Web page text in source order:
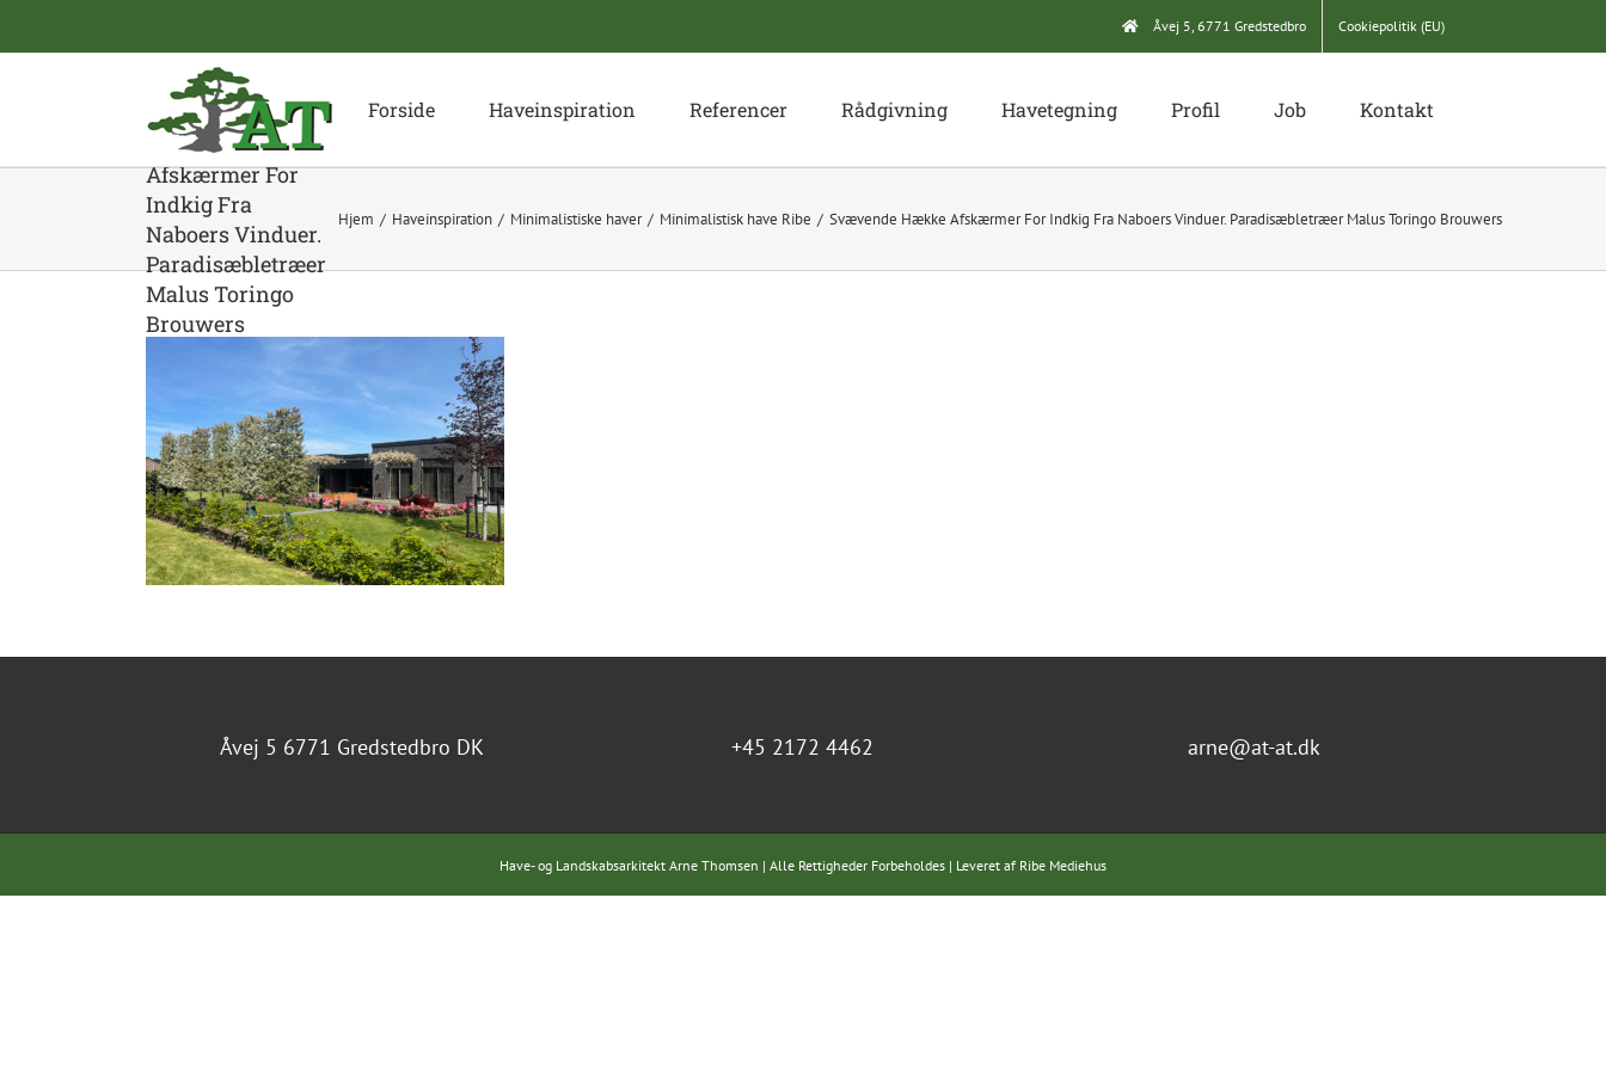
content
Åvej 5, 6771 Gredstedbro Cookiepolitik (EU)
Forside Haveinspiration Referencer Rådgivning Havetegning Profil Job Kontakt
Svævende
Hække
Afskærmer For
Indkig Fra
Naboers Vinduer.
Paradisæbletræer
Malus Toringo
Brouwers
Hjem Haveinspiration Minimalistiske haver Minimalistisk have Ribe Svævende Hække Afskærmer For Indkig Fra Naboers Vinduer. Paradisæbletræer Malus Toringo Brouwers
Åvej 5 6771 Gredstedbro DK +45 2172 4462 arne@at-at.dk
Have- og Landskabsarkitekt Arne Thomsen | Alle Rettigheder Forbeholdes | Leveret af Ribe Mediehus